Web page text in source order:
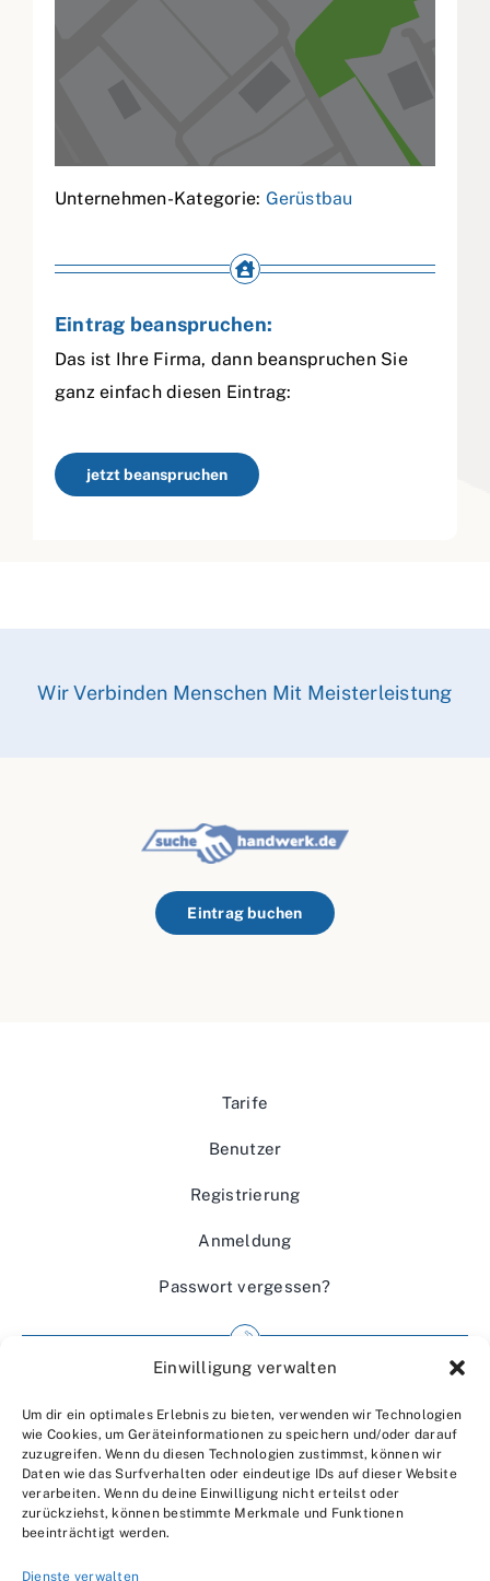
Einwilligung verwalten
Um dir ein optimales Erlebnis zu bieten, verwenden wir Technologien
wie Cookies, um Geräteinformationen zu speichern und/oder darauf
zuzugreifen. Wenn du diesen Technologien zustimmst, können wir
Daten wie das Surfverhalten oder eindeutige IDs auf dieser Website
verarbeiten. Wenn du deine Einwilligung nicht erteilst oder
zurückziehst, können bestimmte Merkmale und Funktionen
beeinträchtigt werden.
Dienste verwalten
Unternehmen-Kategorie: Gerüstbau
Eintrag beanspruchen:
Das ist Ihre Firma, dann beanspruchen Sie
ganz einfach diesen Eintrag:
jetzt beanspruchen
Wir Verbinden Menschen Mit Meisterleistung
Eintrag buchen
Tarife
Benutzer
Registrierung
Anmeldung
Passwort vergessen?
Wir über uns
Kontakt
Datenschutzerklärung